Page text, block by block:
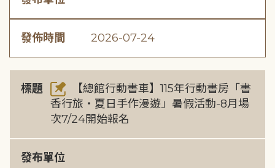
發佈時間 2026-07-24
標題
【總館行動書車】115年行動書房「書
香行旅・夏日手作漫遊」暑假活動-8月場
次7/24開始報名
發布單位